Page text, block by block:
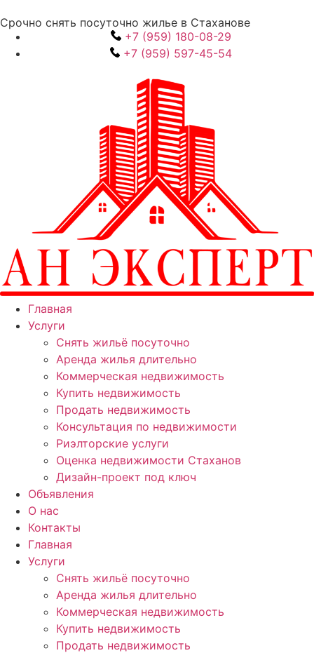
Срочно снять посуточно жилье в Стаханове
+7 (959) 180-08-29
+7 (959) 597-45-54
Главная
Услуги
Снять жильё посуточно
Аренда жилья длительно
Коммерческая недвижимость
Купить недвижимость
Продать недвижимость
Консультация по недвижимости
Риэлторские услуги
Оценка недвижимости Стаханов
Дизайн-проект под ключ
Объявления
О нас
Контакты
Главная
Услуги
Снять жильё посуточно
Аренда жилья длительно
Коммерческая недвижимость
Купить недвижимость
Продать недвижимость